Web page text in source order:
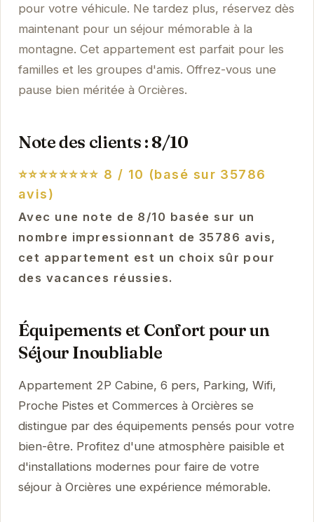
pour votre véhicule. Ne tardez plus, réservez dès
maintenant pour un séjour mémorable à la
montagne. Cet appartement est parfait pour les
familles et les groupes d'amis. Offrez-vous une
pause bien méritée à Orcières.
Note des clients : 8/10
⭐⭐⭐⭐⭐⭐⭐⭐ 8 / 10 (basé sur 35786
avis)
Avec une note de 8/10 basée sur un
nombre impressionnant de 35786 avis,
cet appartement est un choix sûr pour
des vacances réussies.
Équipements et Confort pour un
Séjour Inoubliable
Appartement 2P Cabine, 6 pers, Parking, Wifi,
Proche Pistes et Commerces à Orcières se
distingue par des équipements pensés pour votre
bien-être. Profitez d'une atmosphère paisible et
d'installations modernes pour faire de votre
séjour à Orcières une expérience mémorable.